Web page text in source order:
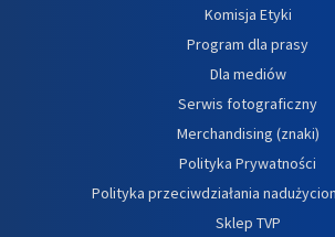
Komisja Etyki
Program dla prasy
Dla mediów
Serwis fotograficzny
Merchandising (znaki)
Polityka Prywatności
Polityka przeciwdziałania
Sklep TVP